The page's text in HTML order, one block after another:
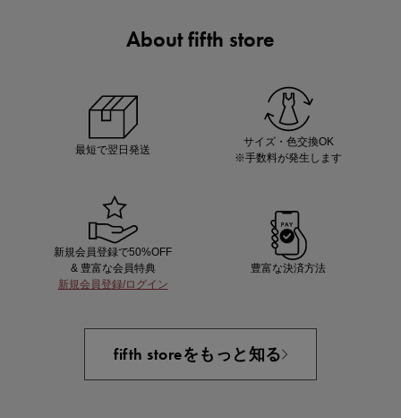
即戦力アイテム続々対象
About fifth store
最短で翌日発送
サイズ・色交換OK
※手数料が発生します
新規会員登録で50%OFF
& 豊富な会員特典
新規会員登録/ログイン
豊富な決済方法
fifth storeをもっと知る